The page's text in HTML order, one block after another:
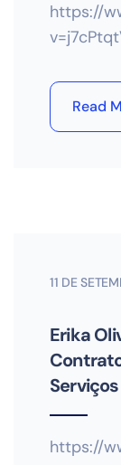
https://
Read
11 DE
Erika
https://